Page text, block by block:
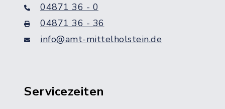
04871 36 - 0
04871 36 - 36
info@amt-mittelholstein.de
Servicezeiten